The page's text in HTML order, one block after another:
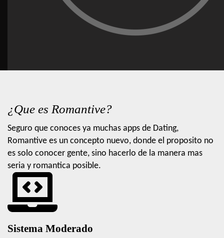
¿Que es Romantive?
Seguro que conoces ya muchas apps de Dating,
Romantive es un concepto nuevo, donde el proposito no
es solo conocer gente, sino hacerlo de la manera mas
seria y romantica posible.
Sistema Moderado